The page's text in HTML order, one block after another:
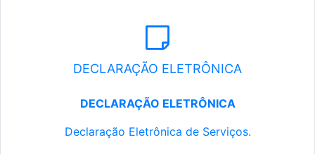
DECLARAÇÃO ELETRÔNICA
DECLARAÇÃO ELETRÔNICA
Declaração Eletrônica de Serviços.